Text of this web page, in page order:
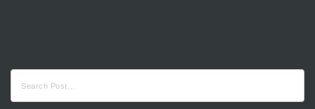
nach: